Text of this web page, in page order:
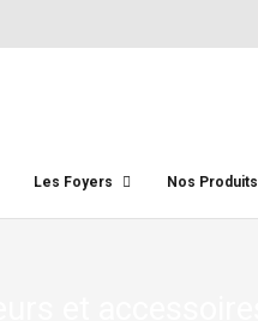
Les Foyers Nos Produits